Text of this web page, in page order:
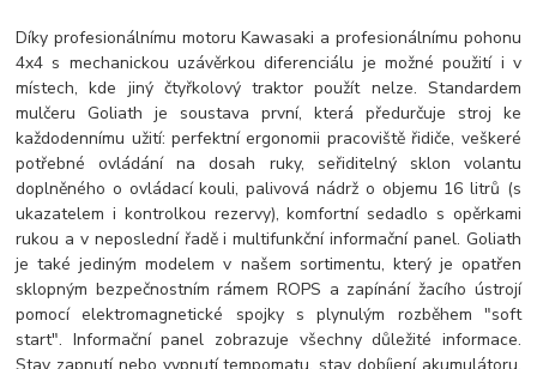
Díky profesionálnímu motoru Kawasaki a profesionálnímu pohonu
4x4 s mechanickou uzávěrkou diferenciálu je možné použití i v
místech, kde jiný čtyřkolový traktor použít nelze. Standardem
mulčeru Goliath je soustava první, která předurčuje stroj ke
každodennímu užití: perfektní ergonomii pracoviště řidiče, veškeré
potřebné ovládání na dosah ruky, seřiditelný sklon volantu
doplněného o ovládací kouli, palivová nádrž o objemu 16 litrů (s
ukazatelem i kontrolkou rezervy), komfortní sedadlo s opěrkami
rukou a v neposlední řadě i multifunkční informační panel. Goliath
je také jediným modelem v našem sortimentu, který je opatřen
sklopným bezpečnostním rámem ROPS a zapínání žacího ústrojí
pomocí elektromagnetické spojky s plynulým rozběhem "soft
start". Informační panel zobrazuje všechny důležité informace.